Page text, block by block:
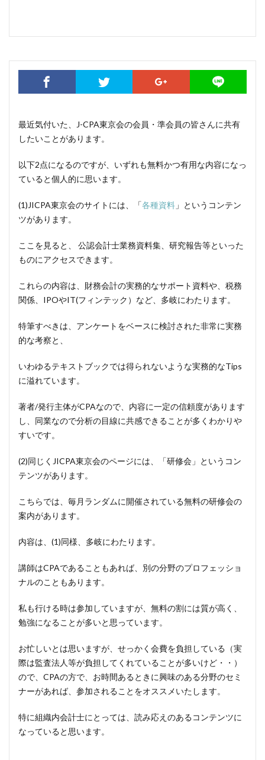
最近気付いた、J-CPA東京会の会員・準会員の皆さんに共有
したいことがあります。
以下2点になるのですが、いずれも無料かつ有用な内容になっ
ていると個人的に思います。
(1)JICPA東京会のサイトには、「各種資料 」というコンテン
ツがあります。
ここを見ると、
公認会計士業務資料集、研究報告等といった
ものにアクセスできます。
これらの内容は、財務会計の実務的なサポート資料や、税務
関係、IPOやIT(フィンテック）など、多岐にわたります。
特筆すべきは、アンケートをベースに検討された非常に実務
的な考察と、
いわゆるテキストブックでは得られないような実務的なTips
に溢れています。
著者/発行主体がCPAなので、内容に一定の信頼度があります
し、同業なので分析の目線に共感できることが多くわかりや
すいです。
(2)同じくJICPA東京会のページには、「研修会」というコン
テンツがあります。
こちらでは、毎月ランダムに開催されている無料の研修会の
案内があります。
内容は、(1)同様、多岐にわたります。
講師はCPAであることもあれば、別の分野のプロフェッショ
ナルのこともあります。
私も行ける時は参加していますが、無料の割には質が高く、
勉強になることが多いと思っています。
お忙しいとは思いますが、せっかく会費を負担している（実
際は監査法人等が負担してくれていることが多いけど・・）
ので、CPAの方で、お時間あるときに興味のある分野のセミ
ナーがあれば、参加されることをオススメいたします。
特に組織内会計士にとっては、読み応えのあるコンテンツに
なっていると思います。